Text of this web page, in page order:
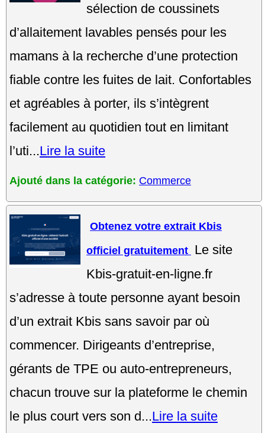
sélection de coussinets
d’allaitement lavables pensés pour les
mamans à la recherche d’une protection
fiable contre les fuites de lait. Confortables
et agréables à porter, ils s’intègrent
facilement au quotidien tout en limitant
l’uti...Lire la suite
Ajouté dans la catégorie: Commerce
Obtenez votre extrait Kbis
officiel gratuitement Le site
Kbis-gratuit-en-ligne.fr
s’adresse à toute personne ayant besoin
d’un extrait Kbis sans savoir par où
commencer. Dirigeants d’entreprise,
gérants de TPE ou auto-entrepreneurs,
chacun trouve sur la plateforme le chemin
le plus court vers son d...Lire la suite